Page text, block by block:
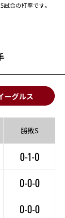
合の打率です。
ーグルス
勝敗S
0-1-0
0-0-0
0-0-0